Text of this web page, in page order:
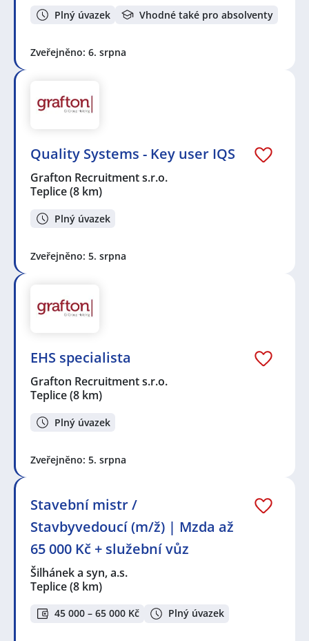
Plný úvazek Vhodné také pro absolventy
Zveřejněno: 6. srpna
Quality Systems - Key user IQS
Grafton Recruitment s.r.o.
Teplice(8 km)
Plný úvazek
Zveřejněno: 5. srpna
EHS specialista
Grafton Recruitment s.r.o.
Teplice(8 km)
Plný úvazek
Zveřejněno: 5. srpna
Stavební mistr /
Stavbyvedoucí (m/ž) | Mzda až
65 000 Kč + služební vůz
Šilhánek a syn, a.s.
Teplice(8 km)
45 000 – 65 000 Kč Plný úvazek